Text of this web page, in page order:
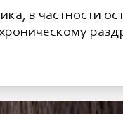
в частности